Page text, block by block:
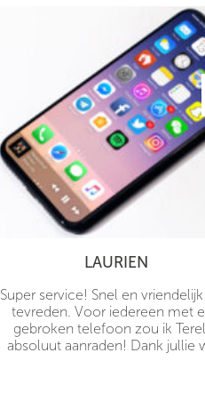
LAURIEN
Super service! Snel en
tevreden. Voor iedereen met
gebroken telefoon zou ik
absoluut aanraden! Dank jullie